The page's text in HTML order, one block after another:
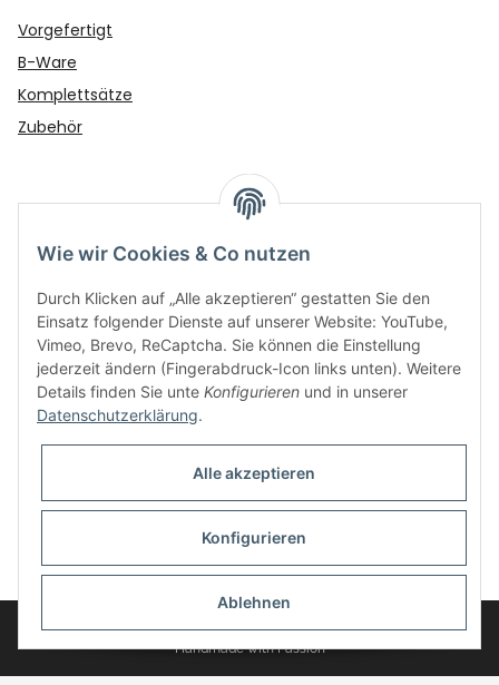
Vorgefertigt
B-Ware
Komplettsätze
Zubehör
Kategorien
Informationen
Gesetzliche Informationen
* Alle Preise inkl. gesetzlicher USt., zzgl.Versand
© 2025 myWheelz - Alle Rechte vorbehalten.
Handmade with Passion
Wie wir Cookies & Co nutzen
Durch Klicken auf „Alle akzeptieren“ gestatten Sie den
Einsatz folgender Dienste auf unserer Website: YouTube,
Vimeo, Brevo, ReCaptcha. Sie können die Einstellung
jederzeit ändern (Fingerabdruck-Icon links unten). Weitere
Details finden Sie unte Konfigurieren und in unserer
Datenschutzerklärung.
Alle akzeptieren
Konfigurieren
Ablehnen